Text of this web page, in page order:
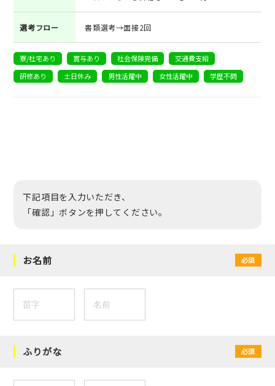
選考フロー 書類選考→面接2回
寮/社宅あり 賞与あり 社会保険完備
交通費支給
研修あり
土日休み 男性活躍中 女性活躍中 学歴不問
下記項目を入力いただき、
「確認」ボタンを押してください。
お名前 必須
ふりがな 必須